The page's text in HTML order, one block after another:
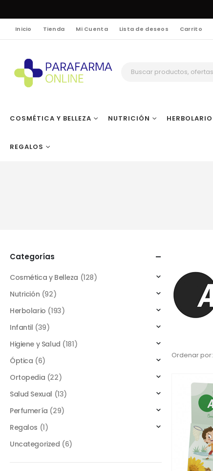
Inicio Tienda Mi Cuenta Lista de deseos Carrito
COSMÉTICA Y BELLEZA NUTRICIÓN HERBOLARIO
REGALOS
Ordenar por:
Categorías
Cosmética y Belleza (128)
Nutrición (92)
Herbolario (193)
Infantil (39)
Higiene y Salud (181)
Óptica (6)
Ortopedia (22)
Salud Sexual (13)
Perfumería (29)
Regalos (1)
Uncategorized (6)